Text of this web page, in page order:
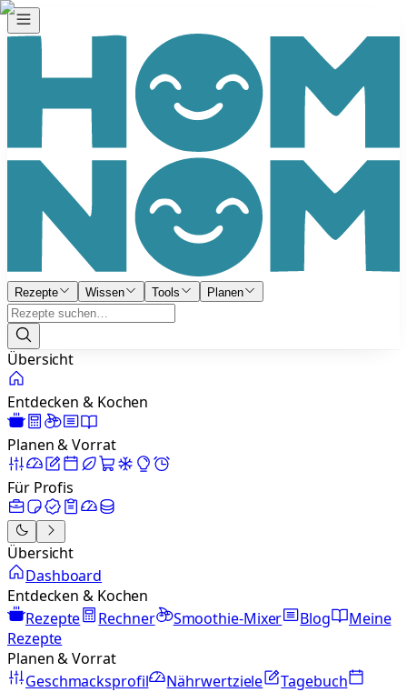
Rezepte Wissen Tools Planen
Übersicht
Entdecken & Kochen
Planen & Vorrat
Für Profis
Übersicht
Dashboard
Entdecken & Kochen
Rezepte
Rechner Smoothie-Mixer Blog
Meine
Rezepte
Planen & Vorrat
Geschmacksprofil
Nährwertziele
Tagebuch